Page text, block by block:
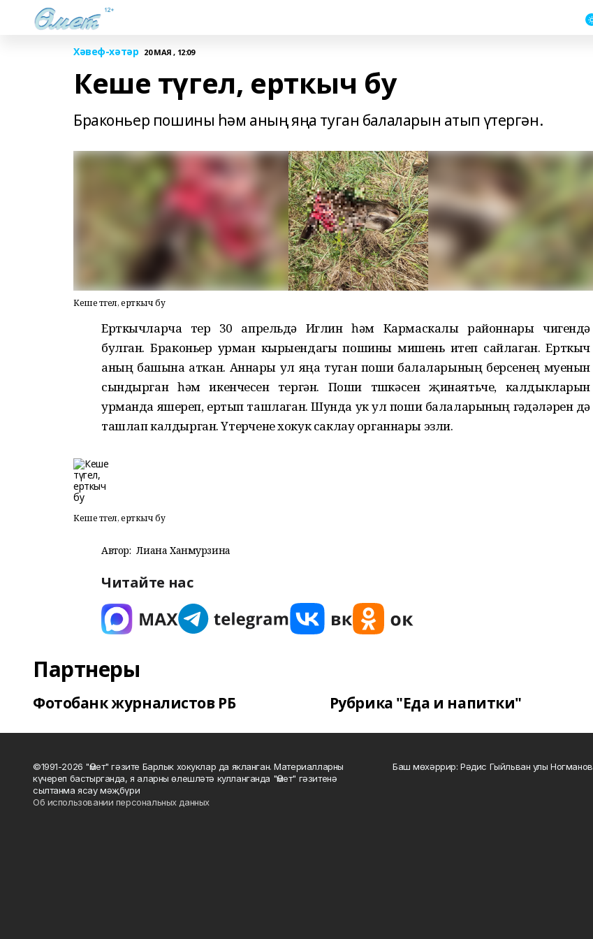
Хәвеф-хәтәр 20 МАЯ , 12:09
Кеше түгел, ерткыч бу
Браконьер пошины һәм аның яңа туган балаларын атып үтергән.
Кеше түгел, ерткыч бу
Ерткычларча үтерү
30 апрельдә Иглин һәм Кармаскалы районнары чигендә
булган.Браконьер урман кырыендагы пошины мишень итеп сайлаган.Ерткыч
аның башына аткан. Аннары ул яңа туган поши балаларының берсенең муенын
сындырган һәм икенчесен үтергән. Поши түшкәсен җинаятьче, калдыкларын
урманда яшереп, ертып ташлаган.Шунда ук ул пошибалаларының гәүдәләрен дә
ташлап калдырган.Үтерүченехокук саклау органнары эзли.
Кеше түгел, ерткыч бу
Автор: Лиана Ханмурзина
Читайте нас
Партнеры
Фотобанк журналистов РБ Рубрика "Еда и напитки"
©1991-2026 "Өмет" гәзите Барлык хокуклар да якланган. Материалларны
күчереп бастырганда, я аларны өлешләтә кулланганда "Өмет" гәзитенә
сылтанма ясау мәҗбүри
Об использовании персональных данных
Баш мөхәррир: Рәдис Гыйльван улы Ногманов